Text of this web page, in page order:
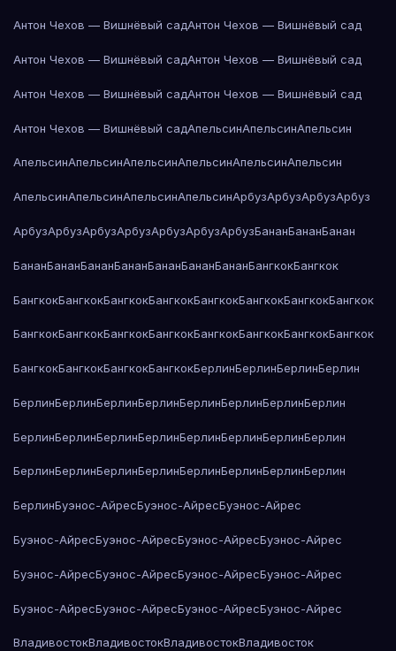
Антон Чехов — Вишнёвый садАнтон Чехов — Вишнёвый сад
Антон Чехов — Вишнёвый садАнтон Чехов — Вишнёвый сад
Антон Чехов — Вишнёвый садАнтон Чехов — Вишнёвый сад
Антон Чехов — Вишнёвый садАпельсинАпельсинАпельсин
АпельсинАпельсинАпельсинАпельсинАпельсинАпельсин
АпельсинАпельсинАпельсинАпельсинАрбузАрбузАрбузАрбуз
АрбузАрбузАрбузАрбузАрбузАрбузАрбузБананБананБанан
БананБананБананБананБананБананБананБангкокБангкок
БангкокБангкокБангкокБангкокБангкокБангкокБангкокБангкок
БангкокБангкокБангкокБангкокБангкокБангкокБангкокБангкок
БангкокБангкокБангкокБангкокБерлинБерлинБерлинБерлин
БерлинБерлинБерлинБерлинБерлинБерлинБерлинБерлин
БерлинБерлинБерлинБерлинБерлинБерлинБерлинБерлин
БерлинБерлинБерлинБерлинБерлинБерлинБерлинБерлин
БерлинБуэнос-АйресБуэнос-АйресБуэнос-Айрес
Буэнос-АйресБуэнос-АйресБуэнос-АйресБуэнос-Айрес
Буэнос-АйресБуэнос-АйресБуэнос-АйресБуэнос-Айрес
Буэнос-АйресБуэнос-АйресБуэнос-АйресБуэнос-Айрес
ВладивостокВладивостокВладивостокВладивосток